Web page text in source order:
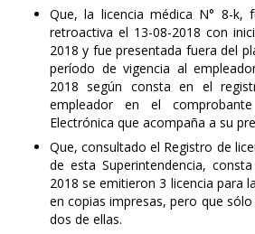
Que, la licencia médica N° 8-k,
retroactiva el 13-08-2018 con
2018 y fue presentada fuera del
período de vigencia al
2018 según consta en el
empleador en el
Electrónica que acompaña a su
Que, consultado el Registro de
de esta Superintendencia,
2018 se emitieron 3 licencia para
en copias impresas, pero que
dos de ellas.